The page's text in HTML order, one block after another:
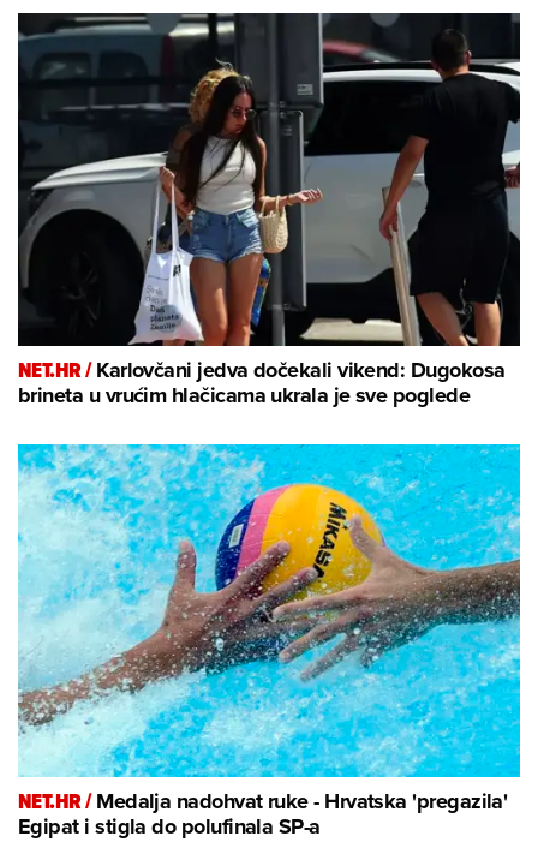
NET.HR /Karlovčani jedva dočekali vikend: Dugokosa
brineta u vrućim hlačicama ukrala je sve poglede
NET.HR /Medalja nadohvat ruke - Hrvatska 'pregazila'
Egipat i stigla do polufinala SP-a